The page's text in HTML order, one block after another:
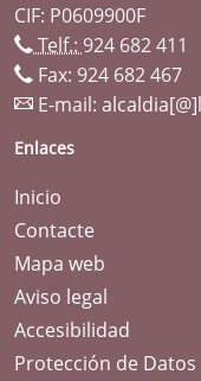
CIF: P0609900F
Telf.: 924 682 411
Fax: 924 682 467
E-mail:
Enlaces
Inicio
Contacte
Mapa web
Aviso legal
Accesibilidad
Protección de Datos